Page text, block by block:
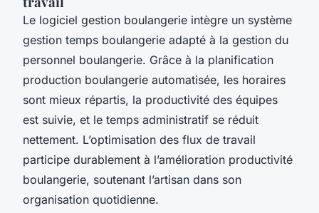
Le logiciel gestion boulangerie intègre un système
gestion temps boulangerie adapté à la gestion du
personnel boulangerie. Grâce à la planification
production boulangerie automatisée, les horaires
sont mieux répartis, la productivité des équipes
est suivie, et le temps administratif se réduit
nettement. L’optimisation des flux de travail
participe durablement à l’amélioration productivité
boulangerie, soutenant l’artisan dans son
organisation quotidienne.